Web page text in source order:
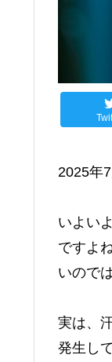
2025年
いよい
ですよ
いので
実は、
発生し